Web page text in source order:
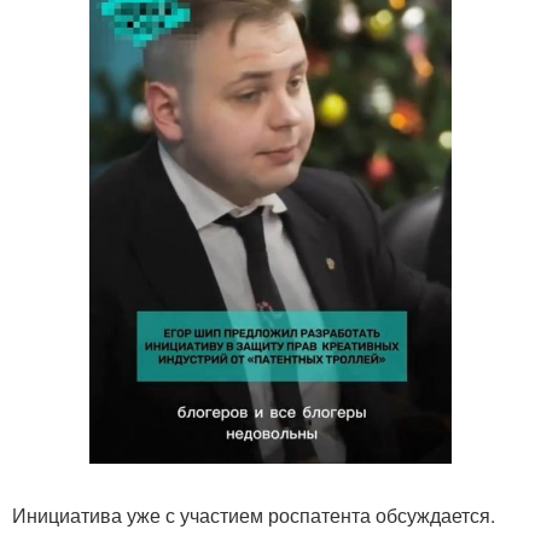
Инициатива уже с участием роспатента обсуждается.